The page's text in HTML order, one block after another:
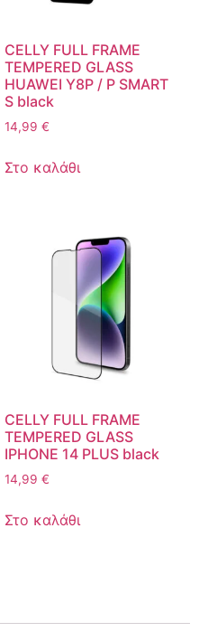
CELLY FULL FRAME
TEMPERED GLASS
HUAWEI Y8P / P SMART
S black
14,99 €
Στο καλάθι
CELLY FULL FRAME
TEMPERED GLASS
IPHONE 14 PLUS black
14,99 €
Στο καλάθι